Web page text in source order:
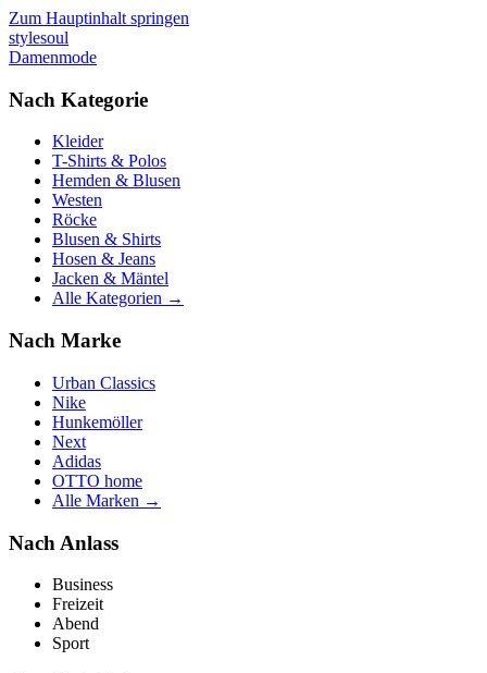
Zum Hauptinhalt springen
stylesoul
Damenmode
Nach Kategorie
Kleider
T-Shirts & Polos
Hemden & Blusen
Westen
Röcke
Blusen & Shirts
Hosen & Jeans
Jacken & Mäntel
Alle Kategorien →
Nach Marke
Urban Classics
Nike
Hunkemöller
Next
Adidas
OTTO home
Alle Marken →
Nach Anlass
Business
Freizeit
Abend
Sport